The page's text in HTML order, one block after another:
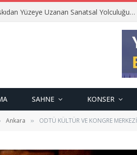
Yüzeye Uzanan Sanatsal Yolculuğu…
SAHNE KONSER
Ankara » ODTÜ KÜLTÜR VE KONGRE MERKEZİ